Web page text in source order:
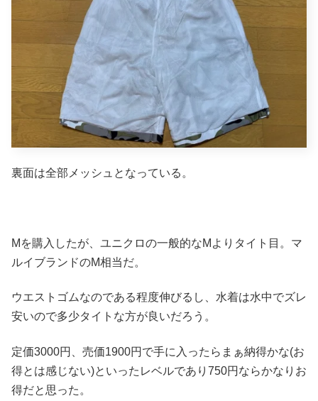
裏面は全部メッシュとなっている。
Mを購入したが、ユニクロの一般的なMよりタイト目。マ
ルイブランドのM相当だ。
ウエストゴムなのである程度伸びるし、水着は水中でズレ
安いので多少タイトな方が良いだろう。
定価3000円、売価1900円で手に入ったらまぁ納得かな(お
得とは感じない)といったレベルであり750円ならかなりお
得だと思った。